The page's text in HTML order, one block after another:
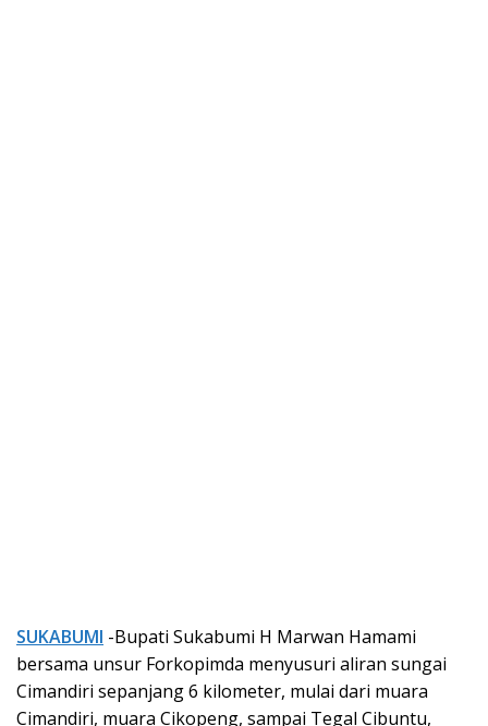
SUKABUMI -Bupati Sukabumi H Marwan Hamami
bersama unsur Forkopimda menyusuri aliran sungai
Cimandiri sepanjang 6 kilometer, mulai dari muara
Cimandiri, muara Cikopeng, sampai Tegal Cibuntu,